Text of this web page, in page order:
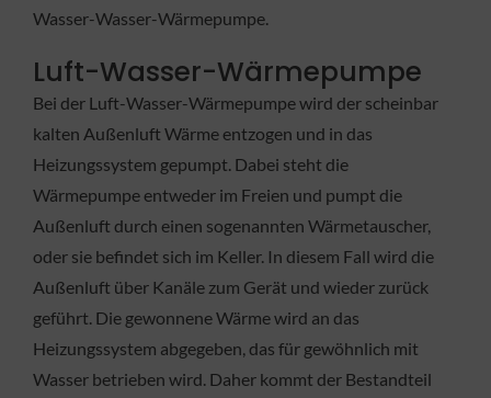
Wasser-Wasser-Wärmepumpe.
Luft-Wasser-Wärmepumpe
Bei der Luft-Wasser-Wärmepumpe wird der scheinbar
kalten Außenluft Wärme entzogen und in das
Heizungssystem gepumpt. Dabei steht die
Wärmepumpe entweder im Freien und pumpt die
Außenluft durch einen sogenannten Wärmetauscher,
oder sie befindet sich im Keller. In diesem Fall wird die
Außenluft über Kanäle zum Gerät und wieder zurück
geführt. Die gewonnene Wärme wird an das
Heizungssystem abgegeben, das für gewöhnlich mit
Wasser betrieben wird. Daher kommt der Bestandteil